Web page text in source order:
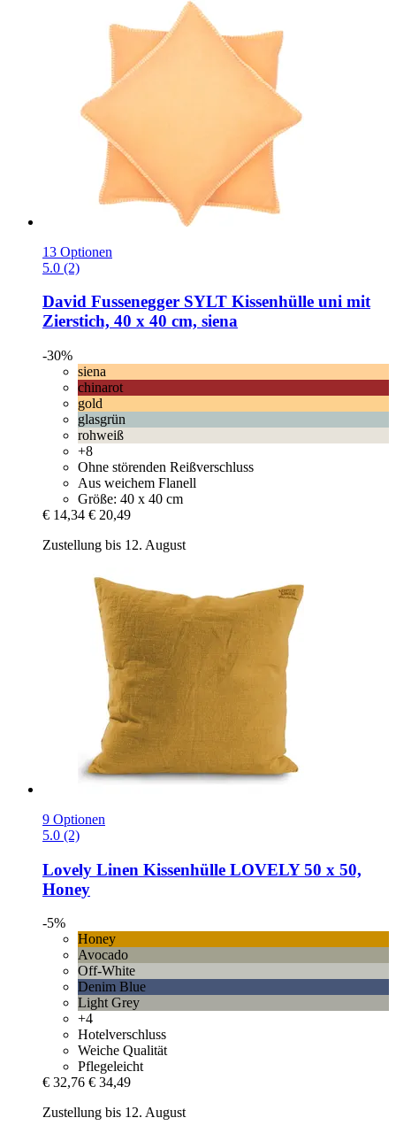
13 Optionen
5.0 (2)
David Fussenegger SYLT Kissenhülle uni mit
Zierstich, 40 x 40 cm, siena
-30%
siena
chinarot
gold
glasgrün
rohweiß
+8
Ohne störenden Reißverschluss
Aus weichem Flanell
Größe: 40 x 40 cm
€ 14,34 € 20,49
Zustellung bis 12. August
9 Optionen
5.0 (2)
Lovely Linen Kissenhülle LOVELY 50 x 50,
Honey
-5%
Honey
Avocado
Off-White
Denim Blue
Light Grey
+4
Hotelverschluss
Weiche Qualität
Pflegeleicht
€ 32,76 € 34,49
Zustellung bis 12. August